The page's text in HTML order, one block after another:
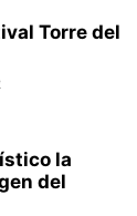
Torre del
la
del